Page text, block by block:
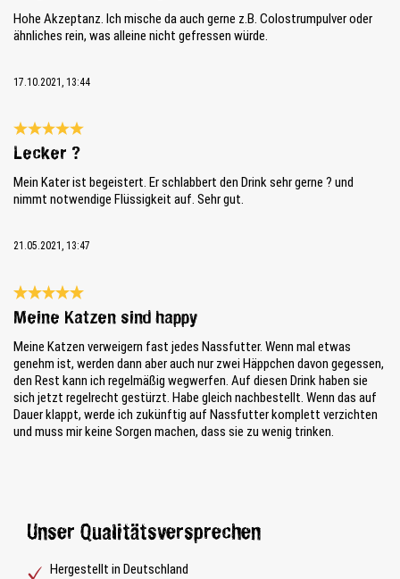
Hohe Akzeptanz. Ich mische da auch gerne z.B. Colostrumpulver oder
ähnliches rein, was alleine nicht gefressen würde.
17.10.2021, 13:44
Bewertung mit 5 von 5 Sternen
Lecker ?
Mein Kater ist begeistert. Er schlabbert den Drink sehr gerne ? und
nimmt notwendige Flüssigkeit auf. Sehr gut.
21.05.2021, 13:47
Bewertung mit 5 von 5 Sternen
Meine Katzen sind happy
Meine Katzen verweigern fast jedes Nassfutter. Wenn mal etwas
genehm ist, werden dann aber auch nur zwei Häppchen davon gegessen,
den Rest kann ich regelmäßig wegwerfen. Auf diesen Drink haben sie
sich jetzt regelrecht gestürzt. Habe gleich nachbestellt. Wenn das auf
Dauer klappt, werde ich zukünftig auf Nassfutter komplett verzichten
und muss mir keine Sorgen machen, dass sie zu wenig trinken.
Unser Qualitätsversprechen
Hergestellt in Deutschland